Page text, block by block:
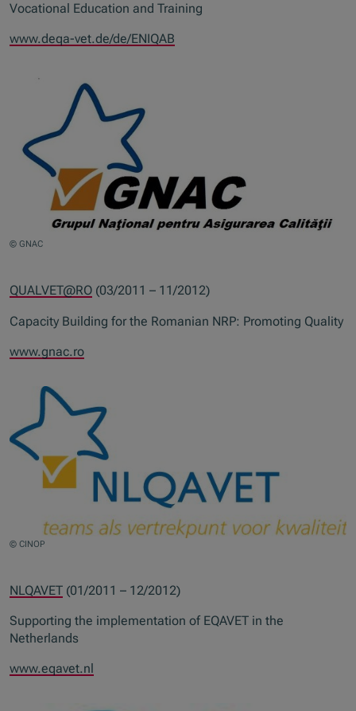
Vocational Education and Training
www.deqa-vet.de/de/ENIQAB
© GNAC
QUALVET@RO (03/2011 – 11/2012)
Capacity Building for the Romanian NRP: Promoting Quality
www.gnac.ro
© CINOP
NLQAVET (01/2011 – 12/2012)
Supporting the implementation of EQAVET in the
Netherlands
www.eqavet.nl